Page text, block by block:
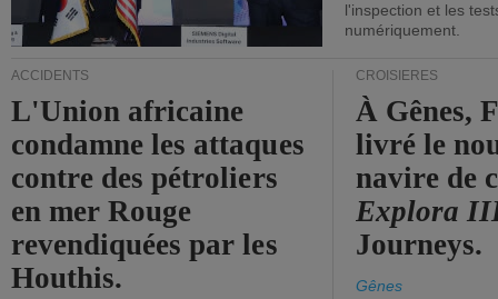
l'inspection et les
numériquement.
ACCIDENTS
L'Union africaine
condamne les attaques
contre des pétroliers
en mer Rouge
revendiquées par les
Houthis.
CROISIÈRES
À Gênes,
livré le
navire de
Explora
Journeys.
Gênes